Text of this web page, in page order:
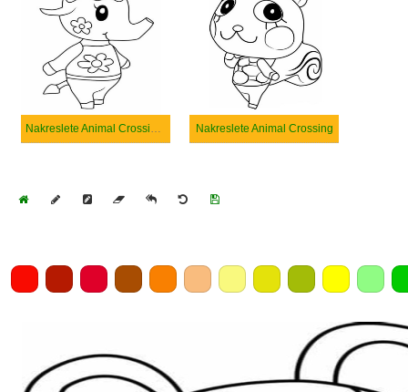
Nakreslete Animal Crossing k vytisknutí zdarma Nakreslete Animal Crossing